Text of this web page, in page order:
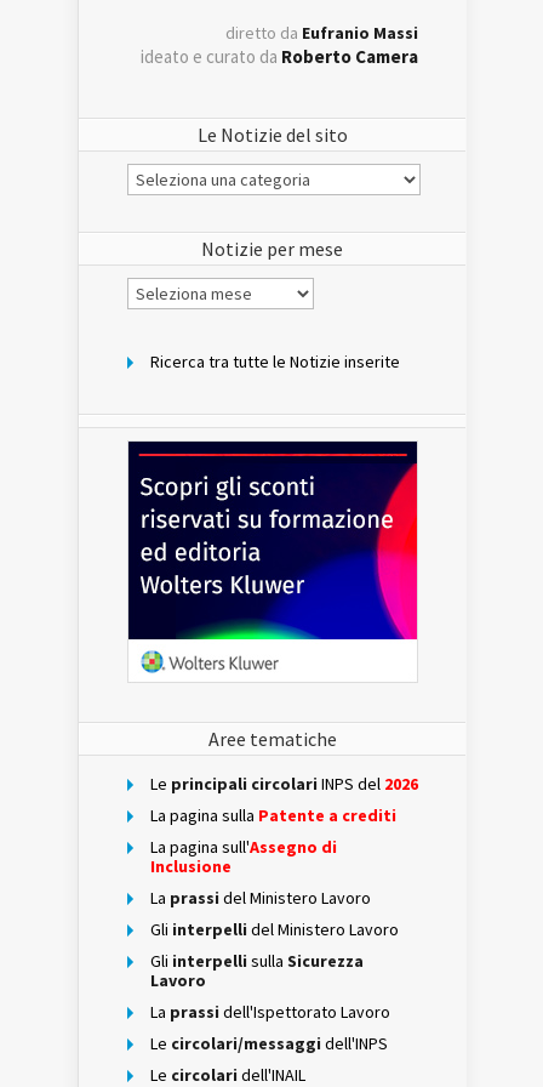
diretto da Eufranio Massi
ideato e curato da Roberto Camera
Le Notizie del sito
Le
Notizie
Notizie per mese
Notizie
per
Ricerca tra tutte le Notizie inserite
Aree tematiche
Le principali circolari INPS del 2026
La pagina sulla Patente a crediti
La pagina sull'Assegno di
Inclusione
La prassi del Ministero Lavoro
Gli interpelli del Ministero Lavoro
Gli interpelli sulla Sicurezza
Lavoro
La prassi dell'Ispettorato Lavoro
Le circolari/messaggi dell'INPS
Le circolari dell'INAIL